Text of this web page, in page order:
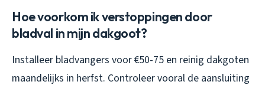
Hoe voorkom ik verstoppingen door
bladval in mijn dakgoot?
Installeer bladvangers voor €50-75 en reinig dakgoten
maandelijks in herfst. Controleer vooral de aansluiting